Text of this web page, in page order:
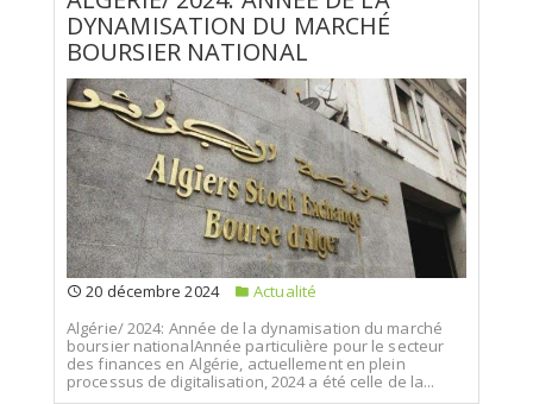
DYNAMISATION DU MARCHÉ
BOURSIER NATIONAL
20 décembre 2024
Actualité
Algérie/ 2024: Année de la dynamisation du marché
boursier nationalAnnée particulière pour le secteur
des finances en Algérie, actuellement en plein
processus de digitalisation, 2024 a été celle de la...